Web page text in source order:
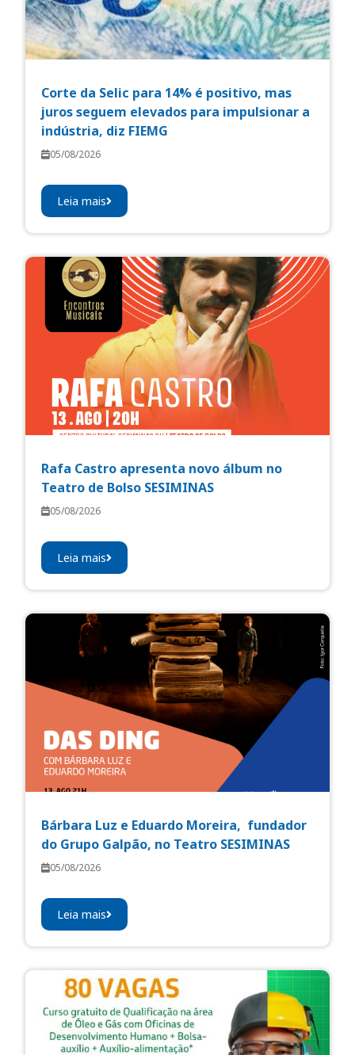
Corte da Selic para 14% é positivo, mas
juros seguem elevados para impulsionar a
indústria, diz FIEMG
05/08/2026
Leia mais
Rafa Castro apresenta novo álbum no
Teatro de Bolso SESIMINAS
05/08/2026
Leia mais
Bárbara Luz e Eduardo Moreira, fundador
do Grupo Galpão, no Teatro SESIMINAS
05/08/2026
Leia mais